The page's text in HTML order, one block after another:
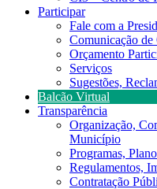
Participar
Fale com a
Comunicação de
Orçamento
Serviços
Sugestões,
Balcão Virtual
Transparência
Organização,
Município
Programas,
Regulamentos,
Contratação